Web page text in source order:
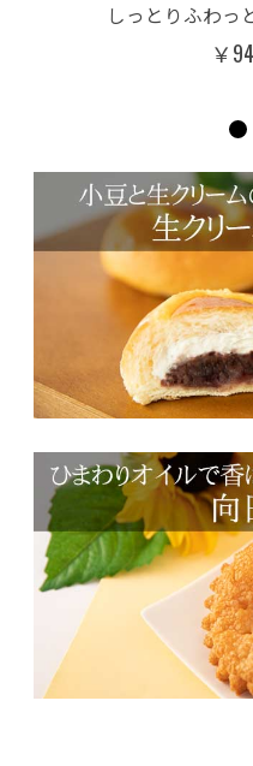
しっとりふわっ
￥